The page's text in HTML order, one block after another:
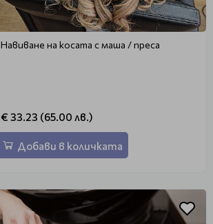
Навиване на косата с маша / преса
€ 33.23 (65.00 лв.)
Добави в количката